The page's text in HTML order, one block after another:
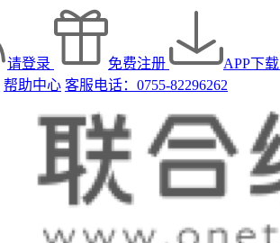
请登录 免费注册 APP下载
帮助中心 客服电话：0755-82296262